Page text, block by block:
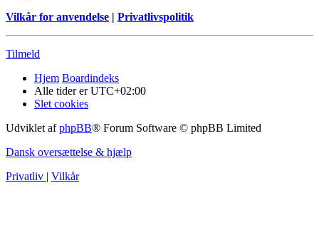
Vilkår for anvendelse | Privatlivspolitik
Tilmeld
Hjem Boardindeks
Alle tider erUTC+02:00
Slet cookies
Udviklet afphpBB® Forum Software © phpBB Limited
Dansk oversættelse & hjælp
Privatliv | Vilkår